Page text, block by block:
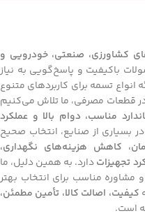
کشاورزی، صنعتی، خودرویی و
باکیفیت و پاسخ‌گویی به نیاز
انواع تسمه برای کاربردهای متنوع
قطعات مصرفی، ما تلاش می‌کنیم
مناسب، دوام بالا و عملکرد
بسیاری از صنایع، انتخاب صحیح
کاهش هزینه‌های نگهداری،
تجهیزاتدارد. به همین دلیل، ما
و مشاوره مناسب برای انتخاب بهتر
کیفیت، اصالت کالا، تأمین مطمئن،
است.